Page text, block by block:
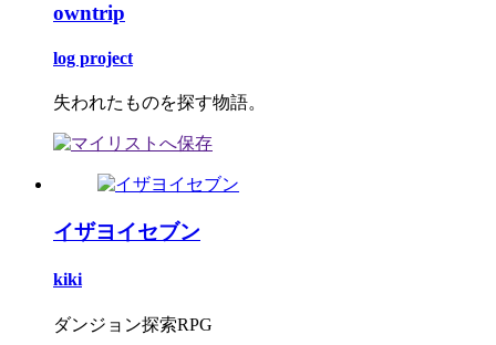
owntrip
log project
失われたものを探す物語。
イザヨイセブン
kiki
ダンジョン探索RPG